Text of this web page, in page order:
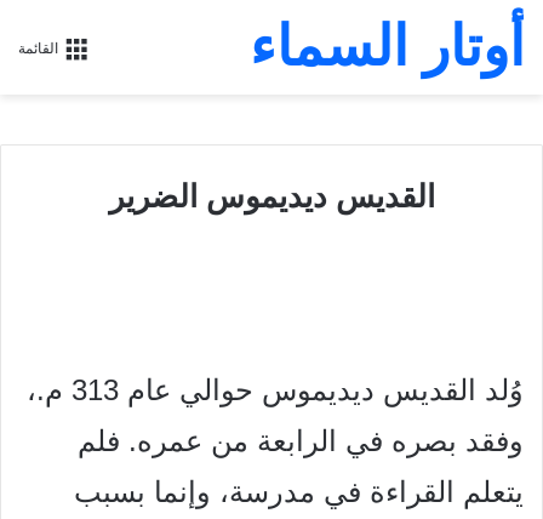
القائمة أوتار السماء
القديس ديديموس الضرير
وُلد القديس ديديموس حوالي عام 313 م.،
وفقد بصره في الرابعة من عمره. فلم
يتعلم القراءة في مدرسة، وإنما بسبب